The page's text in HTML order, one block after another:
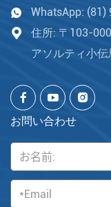
WhatsApp: (81)
住所: 〒103-
アソルティ小
お問い合わせ